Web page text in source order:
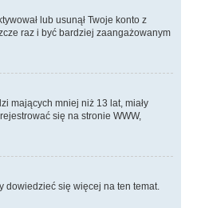
lub usunął Twoje konto z
raz i być bardziej zaangażowanym
mających mniej niż 13 lat, miały
się na stronie WWW,
dowiedzieć się więcej na ten temat.